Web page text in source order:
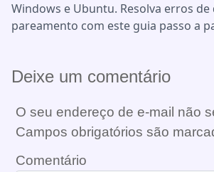
Windows e Ubuntu. Resolva erros de
pareamento com este guia passo a
Deixe um comentário
O seu endereço de e-mail não
Campos obrigatórios são
Comentário